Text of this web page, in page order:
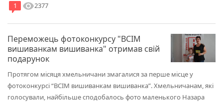
1 visibility2377
Переможець фотоконкурсу "ВСІМ
вишиванкам вишиванка" отримав свій
подарунок
Протягом місяця хмельничани змагалися за перше місце у
фотоконкурсі “ВСІМ вишиванкам вишиванка”. Хмельничанам, які
голосували, найбільше сподобалось фото маленького Назара